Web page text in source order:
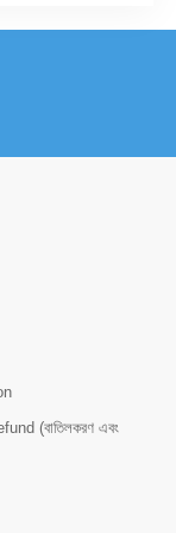
(বাতিলকরণ এবং